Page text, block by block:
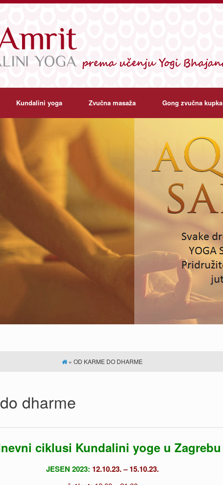
Kundalini yoga Zvučna masaža Gong zvučna kupka
»OD KARME DO DHARME
dharme
ciklusi Kundalini yoge u Zagrebu
JESEN 2023: 12.10.23. – 15.10.23.